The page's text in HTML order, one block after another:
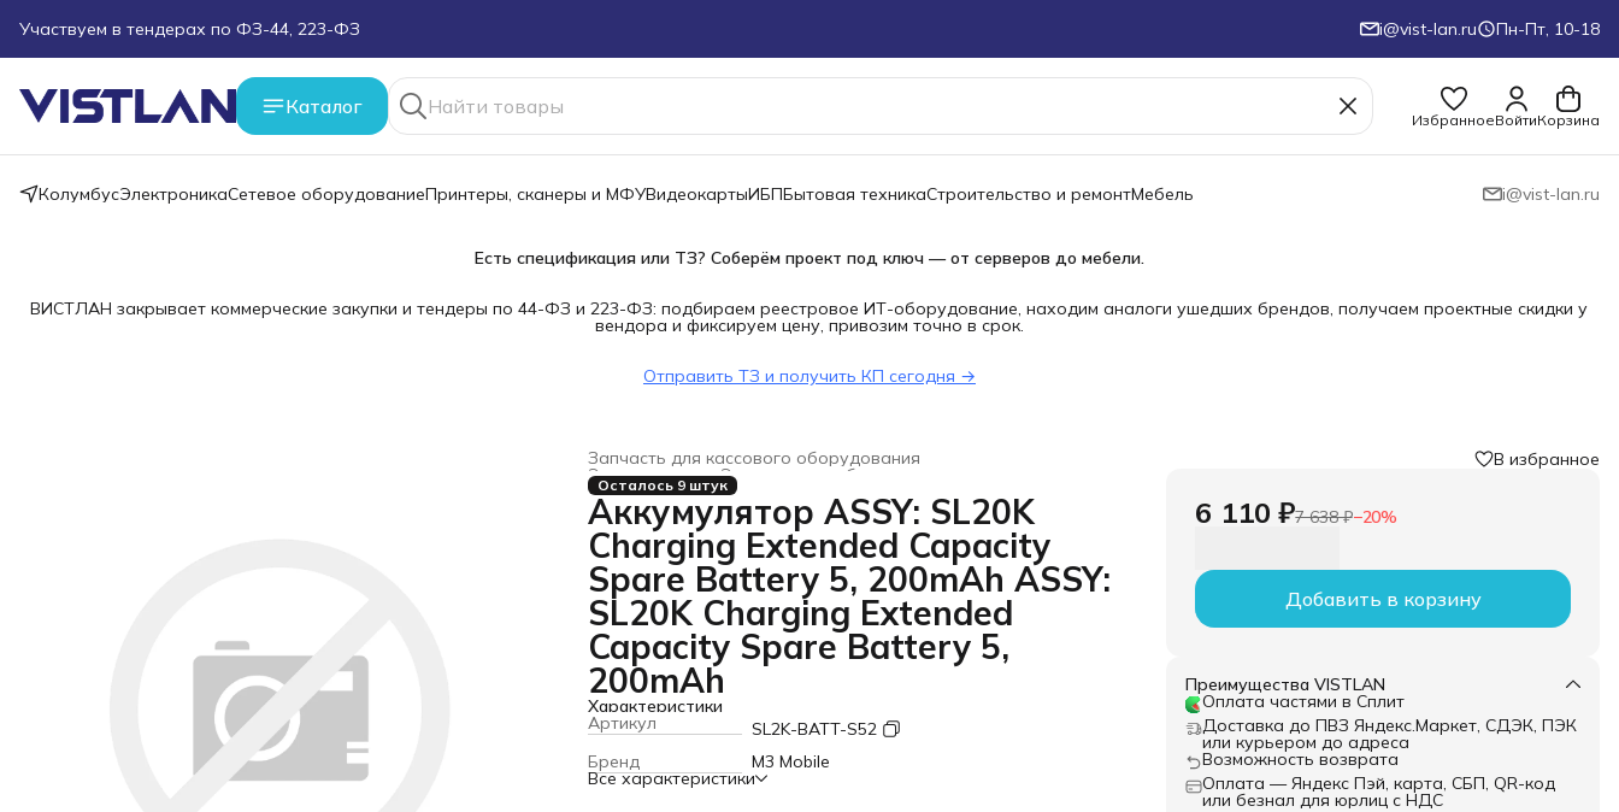
Поможем подобрать оборудование под ТЗ
Пуско-наладочные работы
Более 100 000 позиций в наличии и под заказ
i@vist-lan.ru Пн-Пт, 10-18
Каталог
ИзбранноеВойтиКорзина
КолумбусЭлектроникаСетевое оборудованиеПринтеры, сканеры и МФУВидеокартыИБПБытовая техникаСтроительство и ремонтМебель i@vist-lan.ru
Есть спецификация или ТЗ? Соберём проект под ключ — от серверов до мебели.
ВИСТЛАН закрывает коммерческие закупки и тендеры по 44-ФЗ и 223-ФЗ: подбираем реестровое ИТ-оборудование, находим аналоги ушедших брендов, получаем проектные скидки у
вендора и фиксируем цену, привозим точно в срок.
Отправить ТЗ и получить КП сегодня →
Запчасть для кассового оборудования
Электронное оборудование для торговли
Электроника ›
Главная ›
Осталось 9 штук
Аккумулятор ASSY: SL20K
Charging Extended Capacity
Spare Battery 5, 200mAh ASSY:
SL20K Charging Extended
Capacity Spare Battery 5,
200mAh
Характеристики
Артикул
SL2K-BATT-S52
Бренд
M3 Mobile
Все характеристики
В избранное
6 110 ₽7 638 ₽−20%
Добавить в корзину
Преимущества VISTLAN
Оплата частями в Сплит
Доставка до ПВЗ Яндекс.Маркет, СДЭК, ПЭК
или курьером до адреса
Возможность возврата
Оплата — Яндекс Пэй, карта, СБП, QR-код
или безнал для юрлиц с НДС